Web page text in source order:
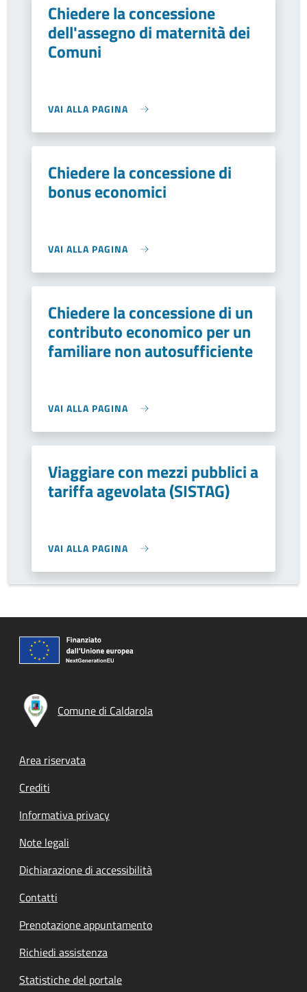
Chiedere la concessione
dell'assegno di maternità dei
Comuni
VAI ALLA PAGINA
Chiedere la concessione di
bonus economici
VAI ALLA PAGINA
Chiedere la concessione di un
contributo economico per un
familiare non autosufficiente
VAI ALLA PAGINA
Viaggiare con mezzi pubblici a
tariffa agevolata (SISTAG)
VAI ALLA PAGINA
Comune di Caldarola
Footer menu
Area riservata
Crediti
Informativa privacy
Note legali
Dichiarazione di accessibilità
Contatti
Prenotazione appuntamento
Richiedi assistenza
Statistiche del portale